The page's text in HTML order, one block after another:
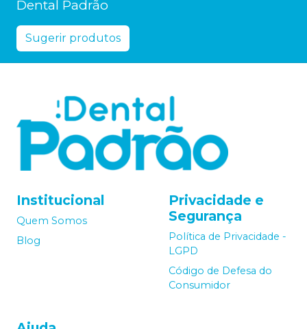
Dental Padrão
Sugerir produtos
Institucional
Quem Somos
Blog
Privacidade e
Segurança
Política de Privacidade -
LGPD
Código de Defesa do
Consumidor